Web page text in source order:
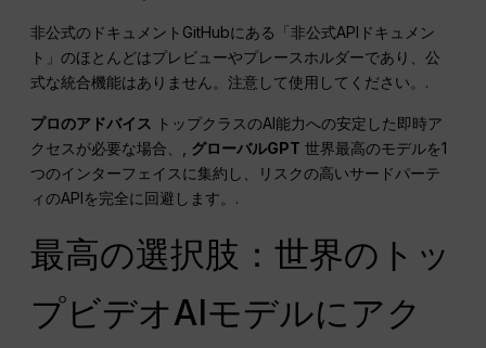
非公式のドキュメントGitHubにある「非公式APIドキュメン
ト」のほとんどはプレビューやプレースホルダーであり、公
式な統合機能はありません。注意して使用してください。.
プロのアドバイス
トップクラスのAI能力への安定した即時ア
クセスが必要な場合、, グローバルGPT 世界最高のモデルを1
つのインターフェイスに集約し、リスクの高いサードパーテ
ィのAPIを完全に回避します。.
最高の選択肢：世界のトッ
プビデオAIモデルにアク